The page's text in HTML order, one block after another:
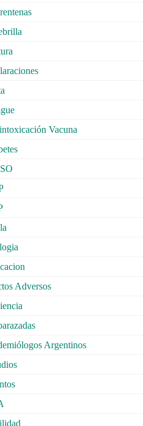
Vacuna
Adversos
Argentinos